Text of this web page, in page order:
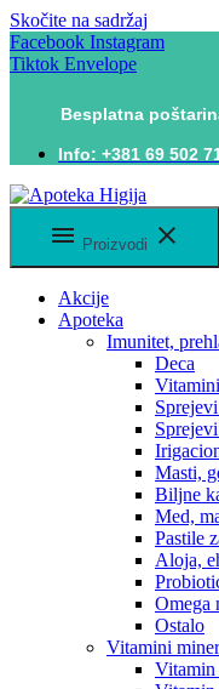
Skočite na sadržaj
Facebook Instagram
Tiktok Envelope
Besplatna
Info: +381 69 502
Proizvodi
Akcije
Apoteka
Imunitet,
Deca
Masti,
Biljne
Med,
Pastile
Aloja,
Omega
Ostalo
Vitamini
Vitamin